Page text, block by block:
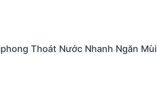
Thoát Nước Nhanh Ngăn Mùi